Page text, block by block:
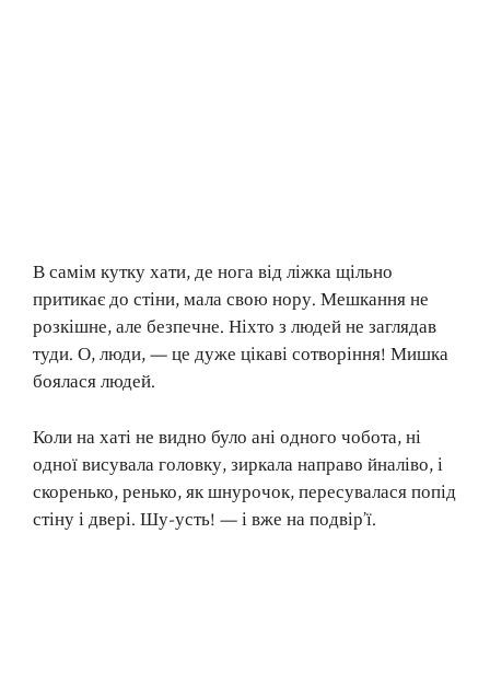
В самім кутку хати, де нога від ліжка щільно
притикає до стіни, мала свою нору. Мешкання не
розкішне, але безпечне. Ніхто з людей не заглядав
туди. О, люди, — це дуже цікаві сотворіння! Мишка
боялася людей.
Коли на хаті не видно було ані одного чобота, ні
одної висувала головку, зиркала направо йналіво, і
скоренько, ренько, як шнурочок, пересувалася попід
стіну і двері. Шу-усть! — і вже на подвір’ї.